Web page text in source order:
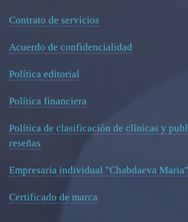
Contrato de servicios
Acuerdo de confidencialidad
Política editorial
Política financiera
Política de clasificación de clínicas y
reseñas
Empresaria individual "Chabdaeva Maria"
Certificado de marca